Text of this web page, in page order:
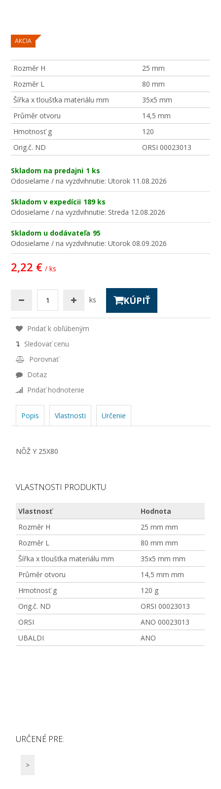
AKCIA
Rozměr H
25 mm
Rozměr L
80 mm
Šířka x tloušťka materiálu mm
35x5 mm
Průměr otvoru
14,5 mm
Hmotnosť g
120
Orig.č. ND
ORSI 00023013
Skladom na predajni 1 ks
Odosielame / na vyzdvihnutie:Utorok 11.08.2026
Skladom v expedícii 189 ks
Odosielame / na vyzdvihnutie: Streda 12.08.2026
Skladom u dodávateľa 95
Odosielame / na vyzdvihnutie:Utorok 08.09.2026
2,22 € / ks
ks KÚPIŤ
Pridať k obľúbeným
Sledovať cenu
Porovnať
Dotaz
Pridať hodnotenie
Popis Vlastnosti Určenie
NÔŽ Y 25X80
VLASTNOSTI PRODUKTU
Vlastnosť
Hodnota
Rozměr H
25 mm mm
Rozměr L
80 mm mm
Šířka x tloušťka materiálu mm
35x5 mm mm
Průměr otvoru
14,5 mm mm
Hmotnosť g
120 g
Orig.č. ND
ORSI 00023013
ORSI
ANO 00023013
UBALDI
ANO
URČENÉ PRE:
>